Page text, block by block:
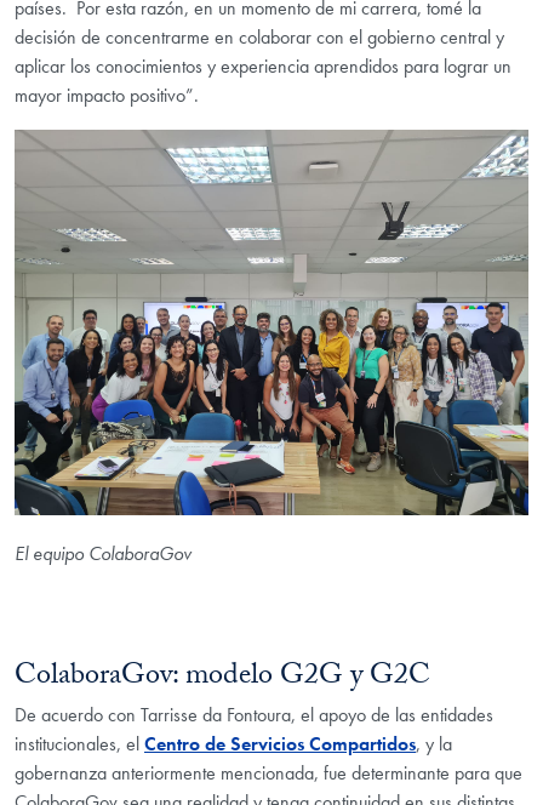
países. Por esta razón, en un momento de mi carrera, tomé la
decisión de concentrarme en colaborar con el gobierno central y
aplicar los conocimientos y experiencia aprendidos para lograr un
mayor impacto positivo”.
El equipo ColaboraGov
ColaboraGov: modelo G2G y G2C
De acuerdo con Tarrisse da Fontoura, el apoyo de las entidades
institucionales, elCentro de Servicios Compartidos, y la
gobernanza anteriormente mencionada, fue determinante para que